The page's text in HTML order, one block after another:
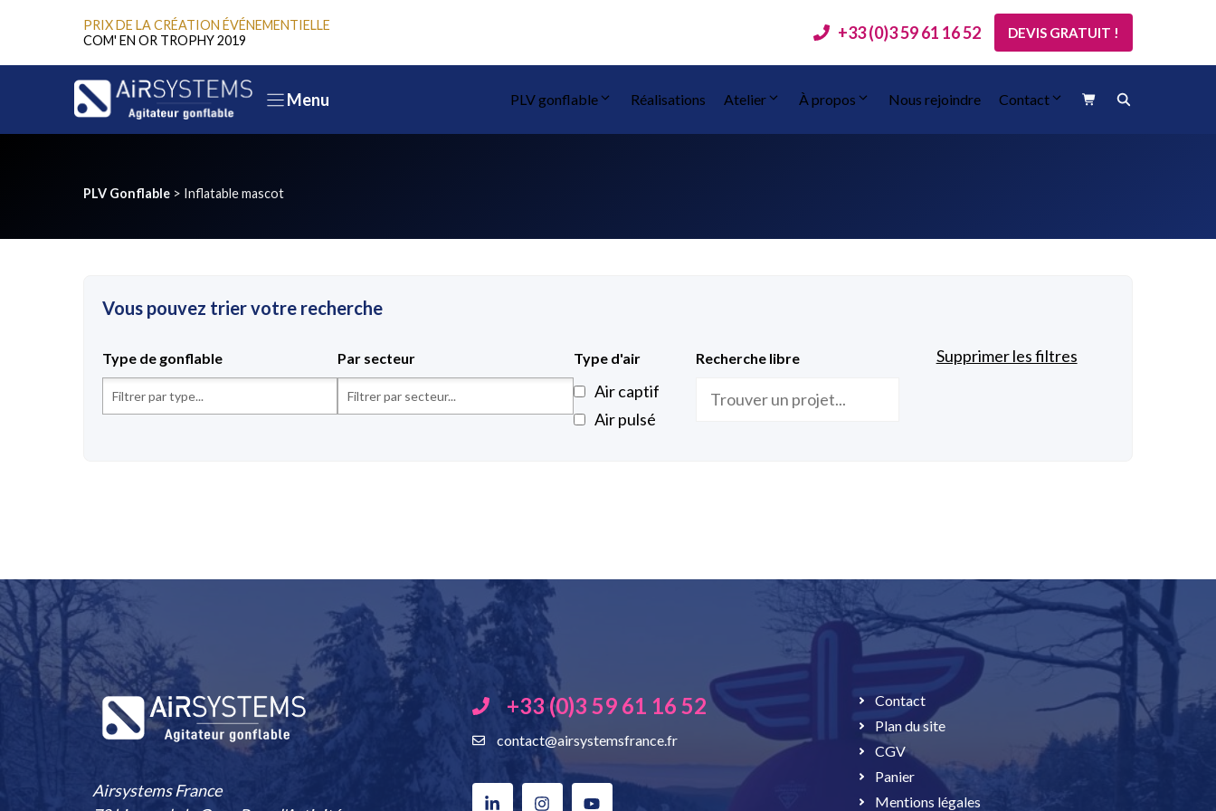
PRIX DE LA CRÉATION ÉVÉNEMENTIELLE
COM' EN OR TROPHY 2019
+33 (0)3 59 61 16 52 DEVIS GRATUIT !
Menu PLV gonflable Réalisations Atelier À propos Nous rejoindre Contact
PLV Gonflable > Inflatable mascot
Vous pouvez trier votre recherche
Type de gonflable Par secteur Type d'air
Air captif
Air pulsé
Recherche libre Supprimer les filtres
Airsystems France
+33 (0)3 59 61 16 52
contact@airsystemsfrance.fr
Contact
Plan du site
CGV
Panier
Mentions légales